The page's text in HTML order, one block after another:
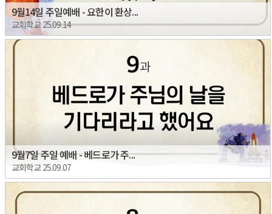
9월14일 주일예배 - 요한이 환상...
교회학교 25.09.14
9월7일 주일 예배 - 베드로가 주...
교회학교 25.09.07